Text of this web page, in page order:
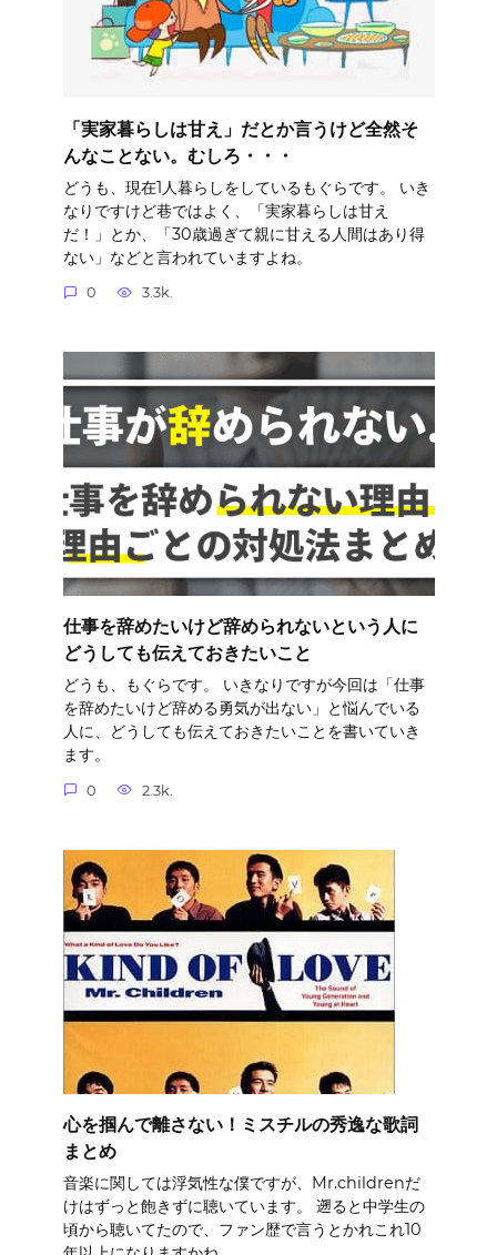
「実家暮らしは甘え」だとか言うけど全然そ
んなことない。むしろ・・・
どうも、現在1人暮らしをしているもぐらです。 いき
なりですけど巷ではよく、「実家暮らしは甘え
だ！」とか、「30歳過ぎて親に甘える人間はあり得
ない」などと言われていますよね。
0 3.3k.
仕事を辞めたいけど辞められないという人に
どうしても伝えておきたいこと
どうも、もぐらです。 いきなりですが今回は「仕事
を辞めたいけど辞める勇気が出ない」と悩んでいる
人に、どうしても伝えておきたいことを書いていき
ます。
0 2.3k.
心を掴んで離さない！ミスチルの秀逸な歌詞
まとめ
音楽に関しては浮気性な僕ですが、Mr.childrenだ
けはずっと飽きずに聴いています。 遡ると中学生の
頃から聴いてたので、ファン歴で言うとかれこれ10